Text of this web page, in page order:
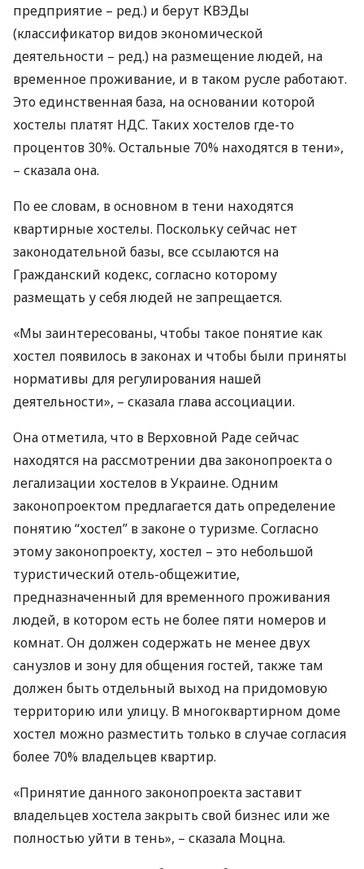
предприятие – ред.) и берут КВЭДы
(классификатор видов экономической
деятельности – ред.) на размещение людей, на
временное проживание, и в таком русле работают.
Это единственная база, на основании которой
хостелы платят НДС. Таких хостелов где-то
процентов 30%. Остальные 70% находятся в тени»,
– сказала она.
По ее словам, в основном в тени находятся
квартирные хостелы. Поскольку сейчас нет
законодательной базы, все ссылаются на
Гражданский кодекс, согласно которому
размещать у себя людей не запрещается.
«Мы заинтересованы, чтобы такое понятие как
хостел появилось в законах и чтобы были приняты
нормативы для регулирования нашей
деятельности», – сказала глава ассоциации.
Она отметила, что в Верховной Раде сейчас
находятся на рассмотрении два законопроекта о
легализации хостелов в Украине. Одним
законопроектом предлагается дать определение
понятию “хостел” в законе о туризме. Согласно
этому законопроекту, хостел – это небольшой
туристический отель-общежитие,
предназначенный для временного проживания
людей, в котором есть не более пяти номеров и
комнат. Он должен содержать не менее двух
санузлов и зону для общения гостей, также там
должен быть отдельный выход на придомовую
территорию или улицу. В многоквартирном доме
хостел можно разместить только в случае согласия
более 70% владельцев квартир.
«Принятие данного законопроекта заставит
владельцев хостела закрыть свой бизнес или же
полностью уйти в тень», – сказала Моцна.